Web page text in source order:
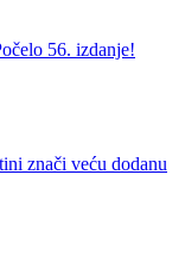
56. izdanje!
znači veću dodanu